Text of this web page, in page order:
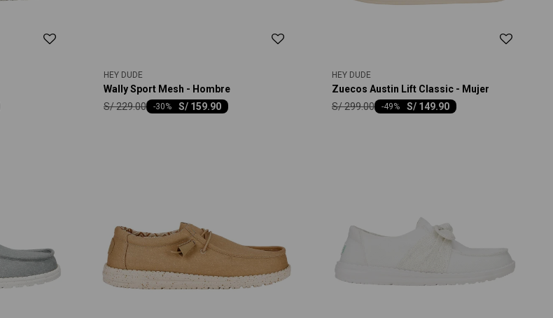
HEY DUDE
Wally Sport Mesh - Hombre
S/ 159.90
-30
S/229.00
HEY DUDE
Zuecos Austin Lift Classic - Mujer
S/ 149.90
-49
S/299.00